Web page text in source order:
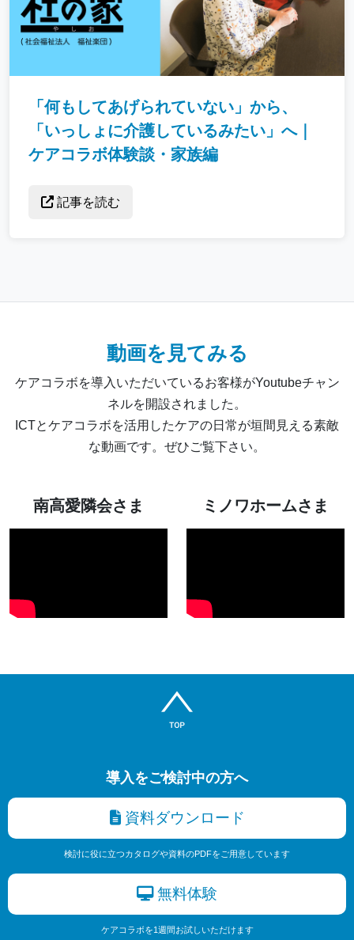
「何もしてあげられていない」から、
「いっしょに介護しているみたい」へ｜
ケアコラボ体験談・家族編
記事を読む
動画を見てみる
ケアコラボを導入いただいているお客様がYoutubeチャン
ネルを開設されました。
ICTとケアコラボを活用したケアの日常が垣間見える素敵
な動画です。ぜひご覧下さい。
南高愛隣会さま ミノワホームさま
導入をご検討中の方へ
資料ダウンロード
検討に役に立つカタログや資料のPDFをご用意しています
無料体験
ケアコラボを1週間お試しいただけます